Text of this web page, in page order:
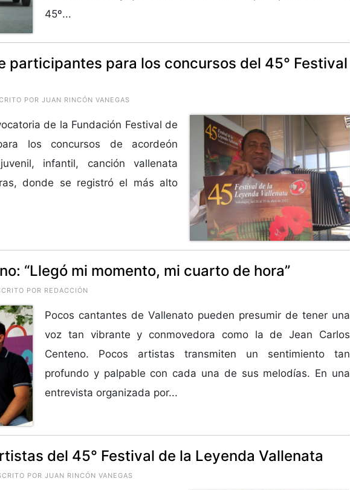
45º...
participantes para los concursos del 45° Festival
POR JUAN RINCÓN VANEGAS
de la Fundación Festival de
los concursos de acordeón
infantil, canción vallenata
donde se registró el más alto
“Llegó mi momento, mi cuarto de hora”
POR REDACCIÓN
Pocos cantantes de Vallenato pueden presumir de tener una
voz tan vibrante y conmovedora como la de Jean Carlos
Centeno. Pocos artistas transmiten un sentimiento tan
profundo y palpable con cada una de sus melodías. En una
entrevista organizada por...
del 45° Festival de la Leyenda Vallenata
POR JUAN RINCÓN VANEGAS